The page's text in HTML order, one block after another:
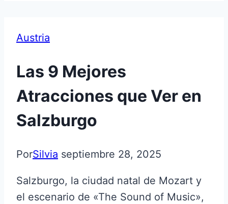
Austria
Las 9 Mejores
Atracciones que Ver en
Salzburgo
PorSilvia septiembre 28, 2025
Salzburgo, la ciudad natal de Mozart y
el escenario de «The Sound of Music»,